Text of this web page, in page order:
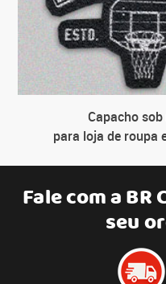
Capacho
para loja de roupa
Fale com aBR
seu